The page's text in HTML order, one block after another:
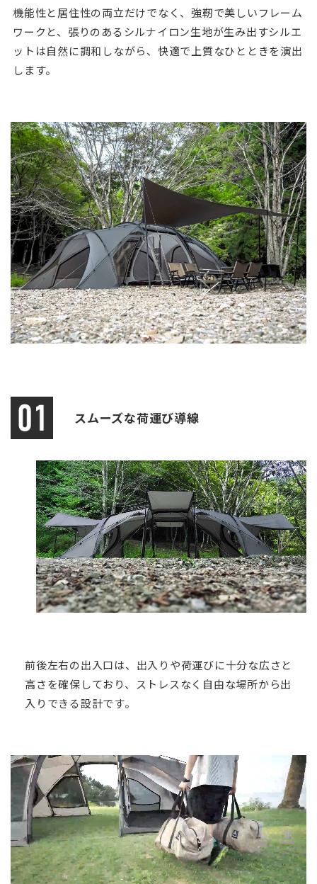
機能性と居住性の両立だけでなく、強靭で美しいフレーム
ワークと、張りのあるシルナイロン生地が生み出すシルエ
ットは自然に調和しながら、快適で上質なひとときを演出
します。
スムーズな荷運び導線
前後左右の出入口は、出入りや荷運びに十分な広さと
高さを確保しており、ストレスなく自由な場所から出
入りできる設計です。